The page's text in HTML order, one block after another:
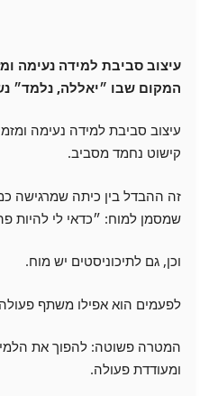
עיצוב סביבת למידה נעימה
המקום שבו ״יאללה, נלמד״
עיצוב סביבת למידה נעימה
קישוט נחמד מסביב.
זה ההבדל בין כיתה שמרגישה
שמסמן למוח: ״כדאי לי להיות
וכן, גם לתיכוניסטים יש מוח.
לפעמים הוא אפילו משתף
המטרה פשוטה: להפוך את
ומעודדת פעולה.